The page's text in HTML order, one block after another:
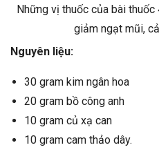
Những vị thuốc của bài
giảm ngạt mũi,
Nguyên liệu:
30 gram kim ngân hoa
20 gram bồ công anh
10 gram củ xạ can
10 gram cam thảo dây.